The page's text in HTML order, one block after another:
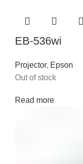
EB-536wi
Projector, Epson
Out of stock
Read more